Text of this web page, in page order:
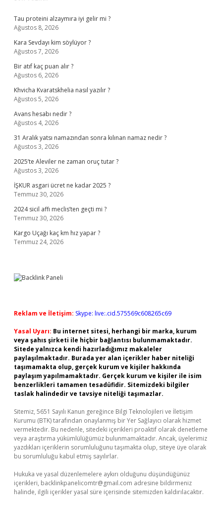
Tau proteini alzaymıra iyi gelir mi ?
Ağustos 8, 2026
Kara Sevdayı kim söylüyor ?
Ağustos 7, 2026
Bir atıf kaç puan alır ?
Ağustos 6, 2026
Khvicha Kvaratskhelia nasıl yazılır ?
Ağustos 5, 2026
Avans hesabı nedir ?
Ağustos 4, 2026
31 Aralık yatsı namazından sonra kılınan namaz nedir ?
Ağustos 3, 2026
2025’te Aleviler ne zaman oruç tutar ?
Ağustos 3, 2026
İŞKUR asgari ücret ne kadar 2025 ?
Temmuz 30, 2026
2024 sicil affı meclis’ten geçti mi ?
Temmuz 30, 2026
Kargo Uçağı kaç km hız yapar ?
Temmuz 24, 2026
Reklam ve İletişim: Skype: live:.cid.575569c608265c69
Yasal Uyarı: Bu internet sitesi, herhangi bir marka, kurum
veya şahıs şirketi ile hiçbir bağlantısı bulunmamaktadır.
Sitede yalnızca kendi hazırladığımız makaleler
paylaşılmaktadır. Burada yer alan içerikler haber niteliği
taşımamakta olup, gerçek kurum ve kişiler hakkında
paylaşım yapılmamaktadır. Gerçek kurum ve kişiler ile isim
benzerlikleri tamamen tesadüfidir. Sitemizdeki bilgiler
taslak halindedir ve tavsiye niteliği taşımazlar.
Sitemiz, 5651 Sayılı Kanun gereğince Bilgi Teknolojileri ve İletişim
Kurumu (BTK) tarafından onaylanmış bir Yer Sağlayıcı olarak hizmet
vermektedir. Bu nedenle, sitedeki içerikleri proaktif olarak denetleme
veya araştırma yükümlülüğümüz bulunmamaktadır. Ancak, üyelerimiz
yazdıkları içeriklerin sorumluluğunu taşımakta olup, siteye üye olarak
bu sorumluluğu kabul etmiş sayılırlar.
Hukuka ve yasal düzenlemelere aykırı olduğunu düşündüğünüz
içerikleri, backlinkpanelicomtr@gmail.com adresine bildirmeniz
halinde, ilgili içerikler yasal süre içerisinde sitemizden kaldırılacaktır.